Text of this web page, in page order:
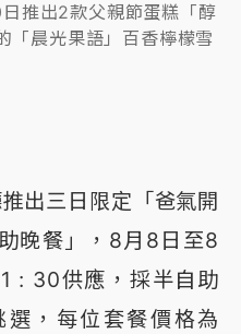
推出2款父親節蛋糕「醇
「晨光果語」百香檸檬雪
出三日限定「爸氣開
晚餐」，8月8日至8
: 30供應，採半自助
，每位套餐價格為